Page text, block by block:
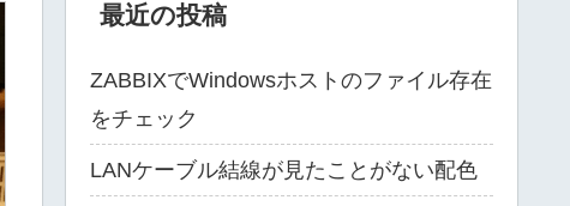
最近の投稿
ZABBIXでWindowsホストのファイル存在
をチェック
LANケーブル結線が見たことがない配色